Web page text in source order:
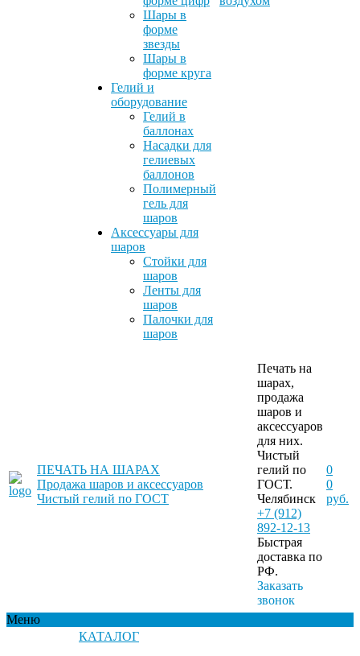
Шары в
форме
звезды
Шары в
форме круга
Гелий и
оборудование
Гелий в
баллонах
Насадки для
гелиевых
баллонов
Полимерный
гель для
шаров
Аксессуары для
шаров
Стойки для
шаров
Ленты для
шаров
Палочки для
шаров
ПЕЧАТЬ НА ШАРАХ
Продажа шаров и аксессуаров
Чистый гелий по ГОСТ
Печать на
шарах,
продажа
шаров и
аксессуаров
для них.
Чистый
гелий по
ГОСТ.
Челябинск
+7 (912)
892-12-13
Быстрая
доставка по
РФ.
Заказать
звонок
0
0
руб.
Меню
КАТАЛОГ